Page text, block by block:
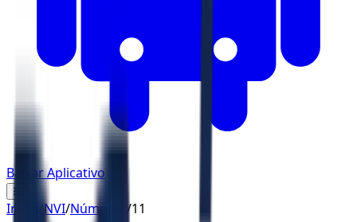
Baixar Aplicativo
☰
Início NVI/Números /11